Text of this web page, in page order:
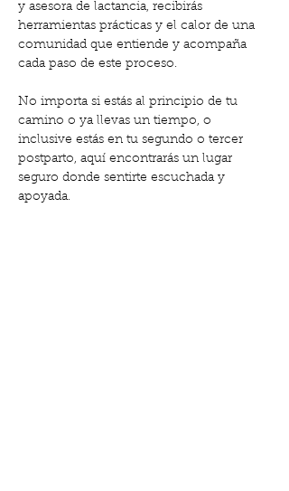
y asesora de lactancia, recibirás
herramientas prácticas y el calor de una
comunidad que entiende y acompaña
cada paso de este proceso.
No importa si estás al principio de tu
camino o ya llevas un tiempo, o
inclusive estás en tu segundo o tercer
postparto, aquí encontrarás un lugar
seguro donde sentirte escuchada y
apoyada.